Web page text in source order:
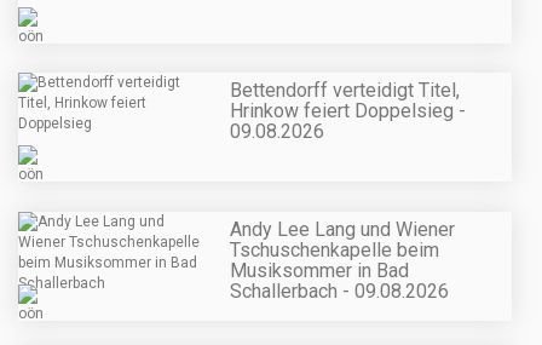
Bettendorff verteidigt Titel,
Hrinkow feiert Doppelsieg -
09.08.2026
Andy Lee Lang und Wiener
Tschuschenkapelle beim
Musiksommer in Bad
Schallerbach - 09.08.2026